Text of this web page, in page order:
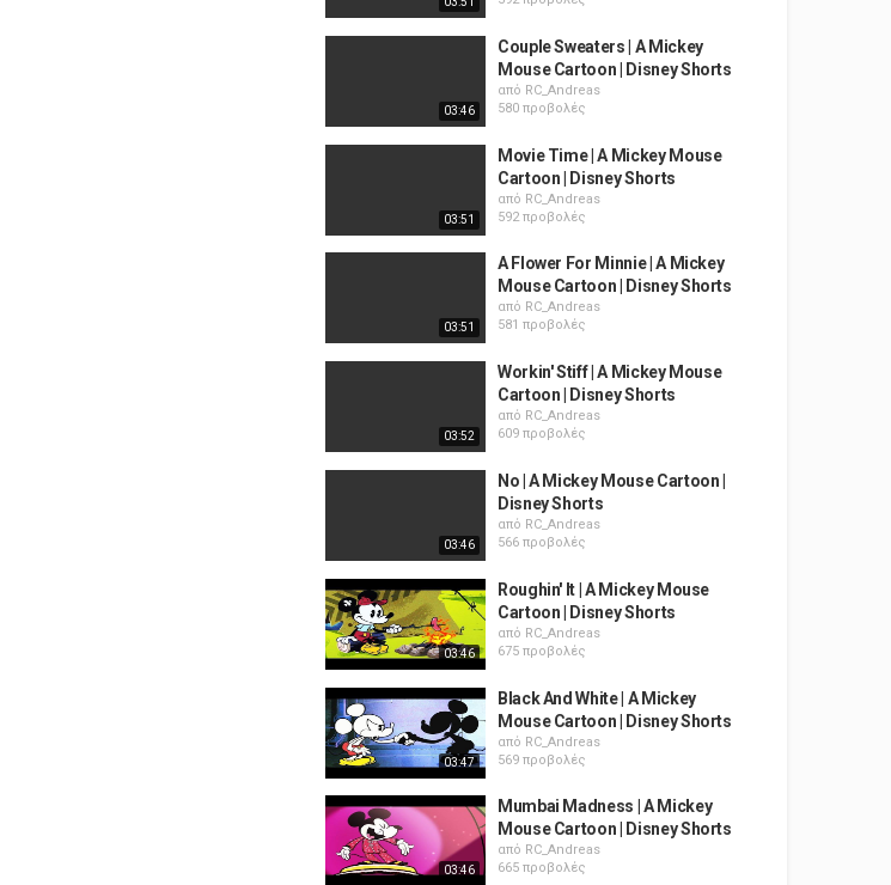
03:46
Couple Sweaters | A Mickey
Mouse Cartoon | Disney Shorts
από RC_Andreas
580 προβολές
03:51
Movie Time | A Mickey Mouse
Cartoon | Disney Shorts
από RC_Andreas
592 προβολές
03:51
A Flower For Minnie | A Mickey
Mouse Cartoon | Disney Shorts
από RC_Andreas
581 προβολές
03:52
Workin' Stiff | A Mickey Mouse
Cartoon | Disney Shorts
από RC_Andreas
609 προβολές
03:46
No | A Mickey Mouse Cartoon |
Disney Shorts
από RC_Andreas
566 προβολές
03:46
Roughin' It | A Mickey Mouse
Cartoon | Disney Shorts
από RC_Andreas
675 προβολές
03:47
Black And White | A Mickey
Mouse Cartoon | Disney Shorts
από RC_Andreas
569 προβολές
03:46
Mumbai Madness | A Mickey
Mouse Cartoon | Disney Shorts
από RC_Andreas
665 προβολές